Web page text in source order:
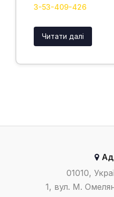
3-53-409-426
Читати далі
01010,
1, вул. М.